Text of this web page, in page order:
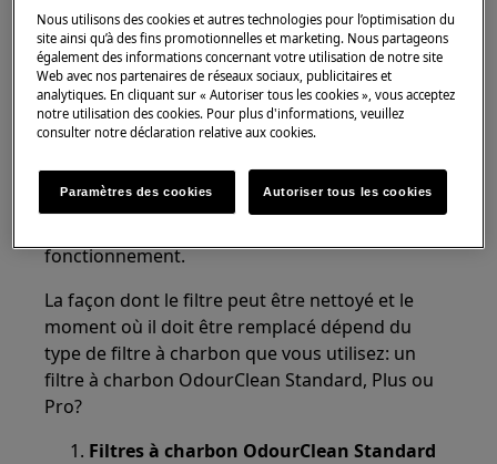
Hotte
Solution
Les filtres à charbon absorbent les odeurs et
recirculation. L'entretien régulier et le
remplacement des filtres à charbon de votre
fonctionnement.
La façon dont le filtre peut être nettoyé et le
moment où il doit être remplacé dépend du
type de filtre à charbon que vous utilisez: un
filtre à charbon OdourClean Standard, Plus ou
Pro?
Filtres à charbon OdourClean Standard
Nous utilisons des cookies et autres technologies pour l’optimisation du
site ainsi qu’à des fins promotionnelles et marketing. Nous partageons
également des informations concernant votre utilisation de notre site
Web avec nos partenaires de réseaux sociaux, publicitaires et
analytiques. En cliquant sur « Autoriser tous les cookies », vous acceptez
notre utilisation des cookies. Pour plus d'informations, veuillez
consulter notre déclaration relative aux cookies.
Paramètres des cookies Autoriser tous les cookies